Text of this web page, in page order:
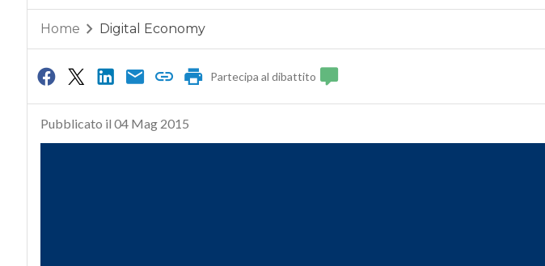
Home Digital Economy
Partecipa al dibattito
Pubblicato il 04 Mag 2015